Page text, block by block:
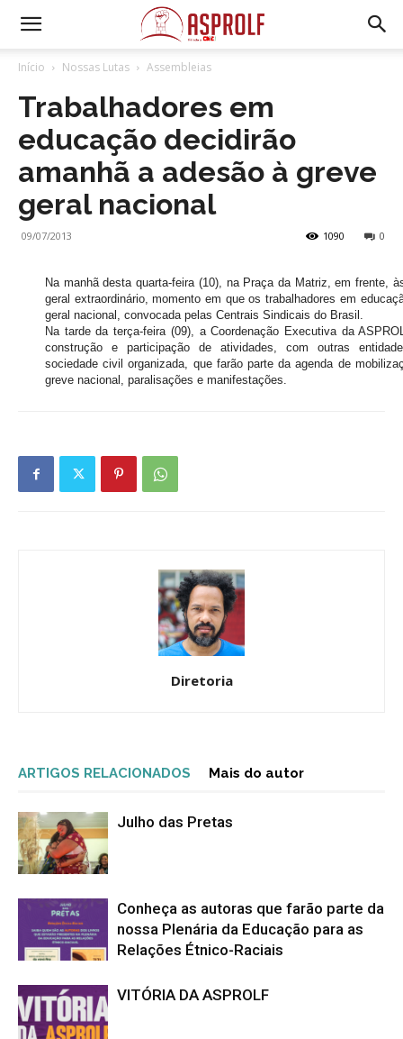
Início Nossas Lutas Assembleias
Trabalhadores em
educação decidirão
amanhã a adesão à greve
geral nacional
09/07/2013 0
1090
Na manhã desta quarta-feira (10), na Praça da Matriz, em frente,
geral extraordinário, momento em que os trabalhadores em
geral nacional, convocada pelas Centrais Sindicais do Brasil.
Na tarde da terça-feira (09), a Coordenação Executiva da
construção e participação de atividades, com outras
sociedade civil organizada, que farão parte da agenda de
greve nacional, paralisações e manifestações.
Diretoria
ARTIGOS RELACIONADOS Mais do autor
Julho das Pretas
Conheça as autoras que farão parte da
nossa Plenária da Educação para as
Relações Étnico-Raciais
VITÓRIA DA ASPROLF